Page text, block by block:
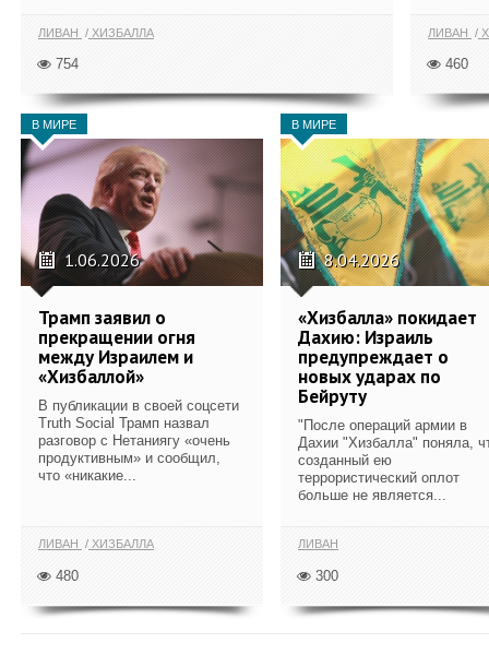
ЛИВАН ХИЗБАЛЛА
754
ЛИВАН
460
В МИРЕ
1.06.2026
Трамп заявил о
прекращении огня
между Израилем и
«Хизбаллой»
В публикации в своей соцсети
Truth Social Трамп назвал
разговор с Нетаниягу «очень
продуктивным» и сообщил,
что «никакие...
ЛИВАН ХИЗБАЛЛА
480
В МИРЕ
8.04.2026
«Хизбалла» покидает
Дахию: Израиль
предупреждает о
новых ударах по
Бейруту
"После операций армии в
Дахии "Хизбалла" поняла,
созданный ею
террористический оплот
больше не является...
ЛИВАН
300